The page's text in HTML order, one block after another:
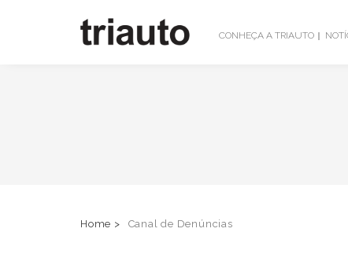
CONHEÇA A TRIAUTO
Home > Canal de Denúncias